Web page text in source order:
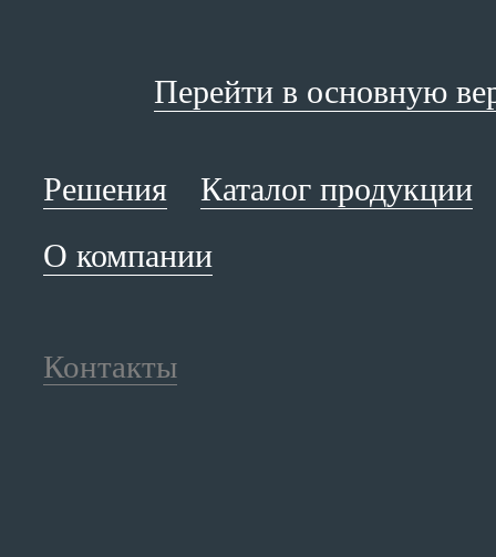
Перейти в основную
Решения
Каталог продукции
О компании
Контакты